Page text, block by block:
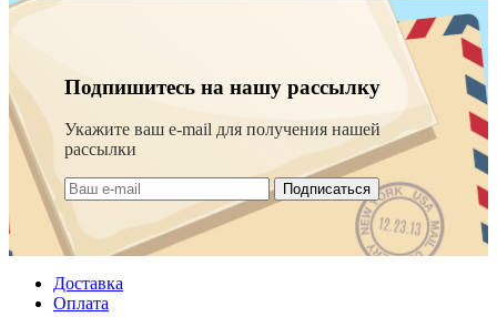
Подпишитесь на нашу рассылку
Укажите ваш e-mail для получения нашей
рассылки
Подписаться
Доставка
Оплата